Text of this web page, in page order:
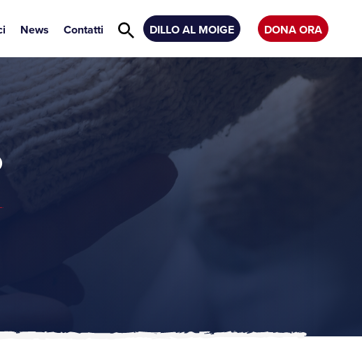
News Contatti DILLO AL MOIGE DONA ORA